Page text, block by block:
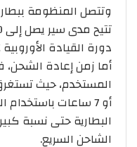
دورة القيادة الأوروبية NEDC.
أما زمن إعادة
أو 7 ساعات
الشاحن السريع.